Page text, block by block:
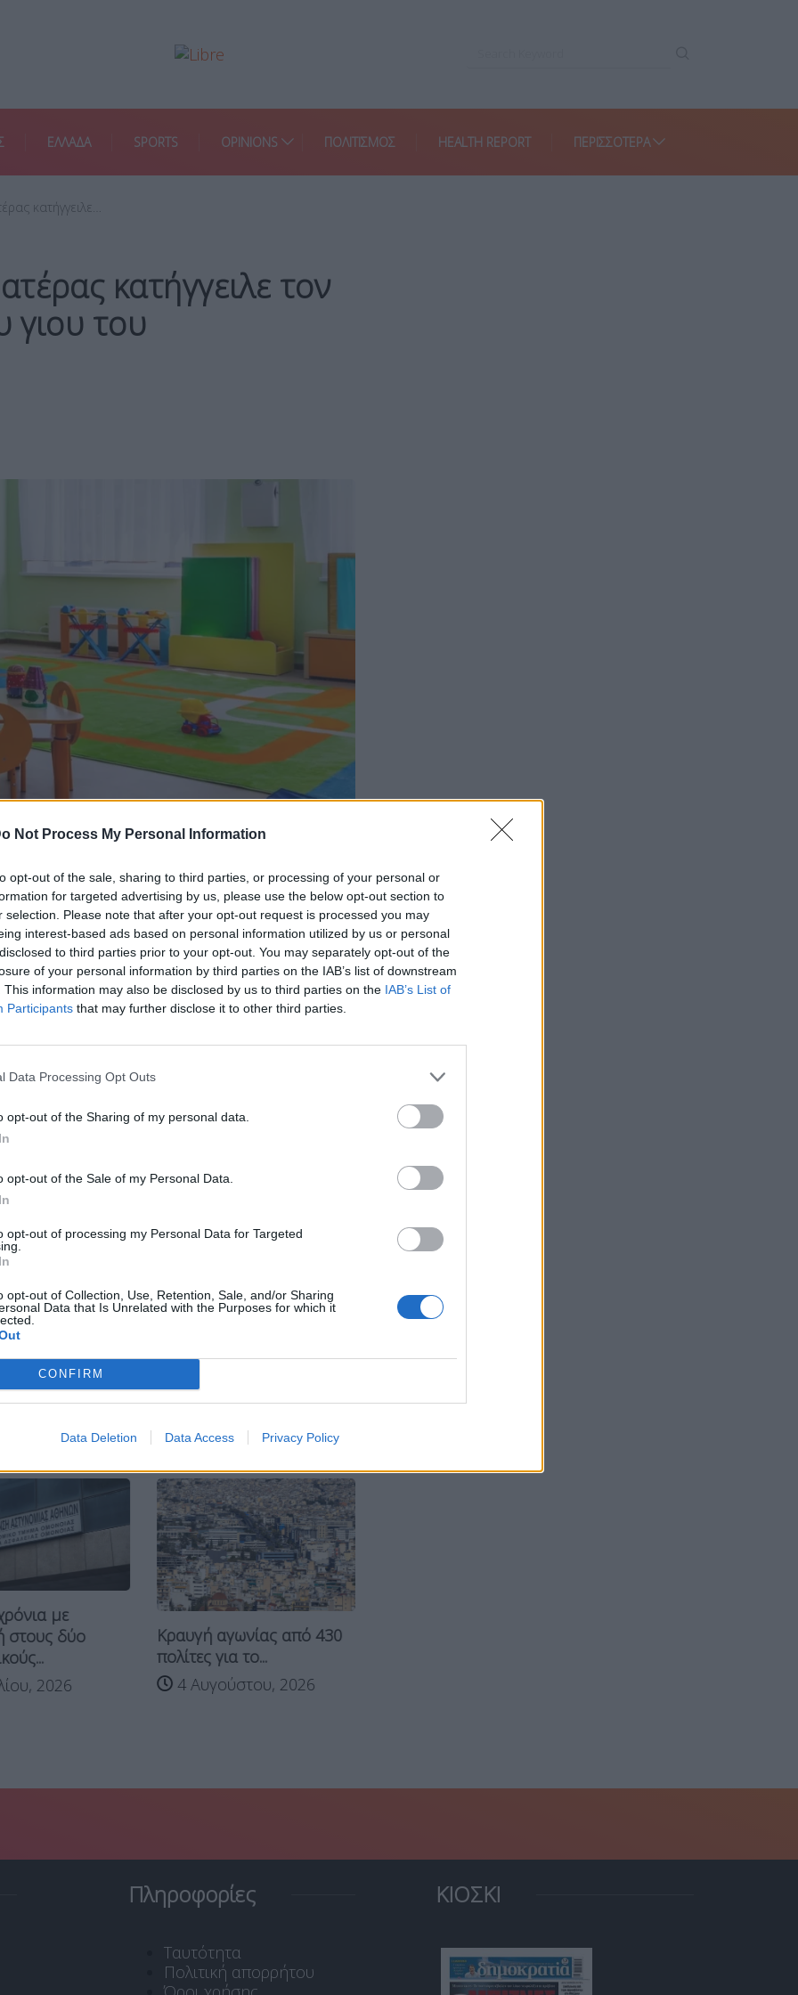
Not Process My Personal Information
opt-out of the sale, sharing to third parties, or processing of your personal or
for targeted advertising by us, please use the below opt-out section to
selection. Please note that after your opt-out request is processed you may
interest-based ads based on personal information utilized by us or personal
to third parties prior to your opt-out. You may separately opt-out of the
of your personal information by third parties on the IAB’s list of downstream
This information may also be disclosed by us to third parties on the IAB’s List of
Participants that may further disclose it to other third parties.
Data Processing Opt Outs
opt-out of the Sharing of my personal data.
opt-out of the Sale of my Personal Data.
opt-out of processing my Personal Data for Targeted
opt-out of Collection, Use, Retention, Sale, and/or Sharing
Data that Is Unrelated with the Purposes for which it
CONFIRM
Data Deletion Data Access Privacy Policy
ΕΛΛΑΔΑ SPORTS OPINIONS ΠΟΛΙΤΙΣΜΟΣ HEALTH REPORT ΠΕΡΙΣΣΌΤΕΡΑ
κατήγγειλε…
κατήγγειλε τον
γιου του
Bluesky Email Copy Link
του 5χρονου γιου του σε
αλλά και στους κατοίκους της
να εξεταστεί από ιατροδικαστή και οι
καταθέσεις.
Bluesky
ΚΑΤΑΓΓΕΛΊΑ
με
στους δύο
2026
Κραυγή αγωνίας από 430
πολίτες για το...
4 Αυγούστου, 2026
Πληροφορίες
Ταυτότητα
Πολιτική απορρήτου
ΚΙΟΣΚΙ